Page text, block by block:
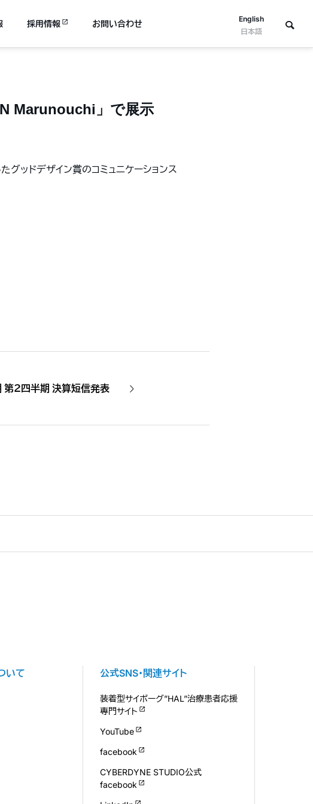
English
日本語
採用情報 お問い合わせ
Marunouchi」で展示
ッドデザイン賞のコミュニケーションス
第２四半期 決算短信発表
いて 公式SNS・関連サイト
装着型サイボーグ”HAL”治療患者応援
専門サイト
YouTube
facebook
CYBERDYNE STUDIO公式
facebook